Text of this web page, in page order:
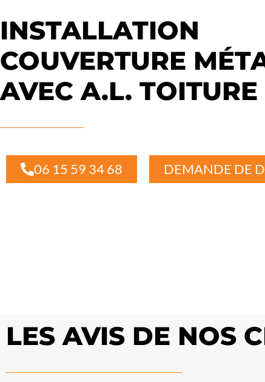
INSTALLATION
COUVERTURE
AVEC A.L. TOITURE
06 15 59 34 68 DEMANDE DE
LES AVIS DE NOS